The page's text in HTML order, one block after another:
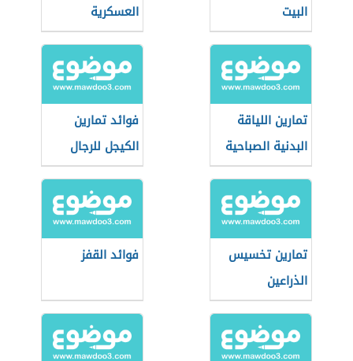
البيت
العسكرية
تمارين اللياقة
البدنية الصباحية
فوائد تمارين
الكيجل للرجال
تمارين تخسيس
الذراعين
فوائد القفز